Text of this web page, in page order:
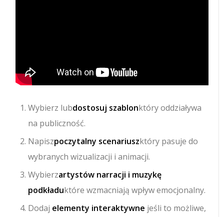
Wybierz lubdostosuj szablonktóry oddziaływa
na publiczność.
Napiszpoczytalny scenariuszktóry pasuje do
wybranych wizualizacji i animacji.
Wybierzartystów narracji i muzykę
podkładuktóre wzmacniają wpływ emocjonalny.
Dodaj elementy interaktywne jeśli to możliwe,